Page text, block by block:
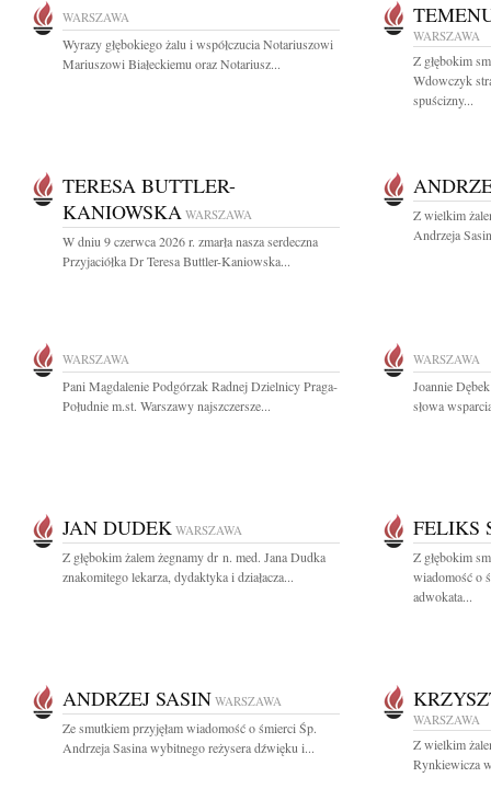
WARSZAWA
Wyrazy głębokiego żalu i współczucia Notariuszowi
Mariuszowi Białeckiemu oraz Notariusz...
WARSZAWA
Z głębokim
Wdowczyk
spuścizny...
TERESA BUTTLER-
KANIOWSKA WARSZAWA
W dniu 9 czerwca 2026 r. zmarła nasza serdeczna
Przyjaciółka Dr Teresa Buttler-Kaniowska...
Z wielkim
Andrzeja
WARSZAWA
Pani Magdalenie Podgórzak Radnej Dzielnicy Praga-
Południe m.st. Warszawy najszczersze...
WARSZAWA
Joannie
słowa
JAN DUDEK WARSZAWA
Z głębokim żalem żegnamy dr n. med. Jana Dudka
znakomitego lekarza, dydaktyka i działacza...
FELIKS
Z głębokim
wiadomość o
adwokata...
ANDRZEJ SASIN WARSZAWA
Ze smutkiem przyjęłam wiadomość o śmierci Śp.
Andrzeja Sasina wybitnego reżysera dźwięku i...
WARSZAWA
Z wielkim
Rynkiewicza